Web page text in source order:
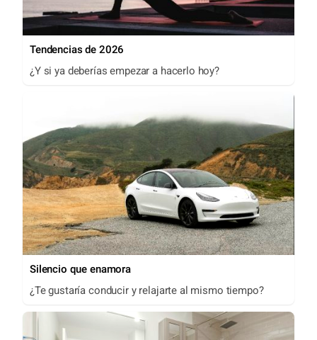
Tendencias de 2026
¿Y si ya deberías empezar a hacerlo hoy?
Silencio que enamora
¿Te gustaría conducir y relajarte al mismo tiempo?